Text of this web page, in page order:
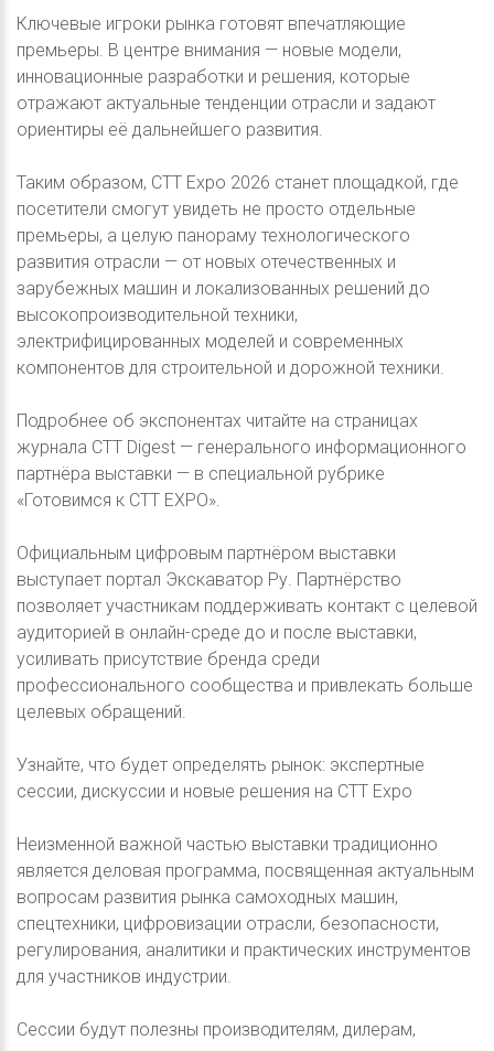
Ключевые игроки рынка готовят впечатляющие
премьеры. В центре внимания — новые модели,
инновационные разработки и решения, которые
отражают актуальные тенденции отрасли и задают
ориентиры её дальнейшего развития.
Таким образом, CTT Expo 2026 станет площадкой, где
посетители смогут увидеть не просто отдельные
премьеры, а целую панораму технологического
развития отрасли — от новых отечественных и
зарубежных машин и локализованных решений до
высокопроизводительной техники,
электрифицированных моделей и современных
компонентов для строительной и дорожной техники.
Подробнее об экспонентах читайте на страницах
журнала CTT Digest — генерального информационного
партнёра выставки — в специальной рубрике
«Готовимся к CTT EXPO».
Официальным цифровым партнёром выставки
выступает портал Экскаватор Ру. Партнёрство
позволяет участникам поддерживать контакт с целевой
аудиторией в онлайн-среде до и после выставки,
усиливать присутствие бренда среди
профессионального сообщества и привлекать больше
целевых обращений.
Узнайте, что будет определять рынок: экспертные
сессии, дискуссии и новые решения на CTT Expo
Неизменной важной частью выставки традиционно
является деловая программа, посвященная актуальным
вопросам развития рынка самоходных машин,
спецтехники, цифровизации отрасли, безопасности,
регулирования, аналитики и практических инструментов
для участников индустрии.
Сессии будут полезны производителям, дилерам,